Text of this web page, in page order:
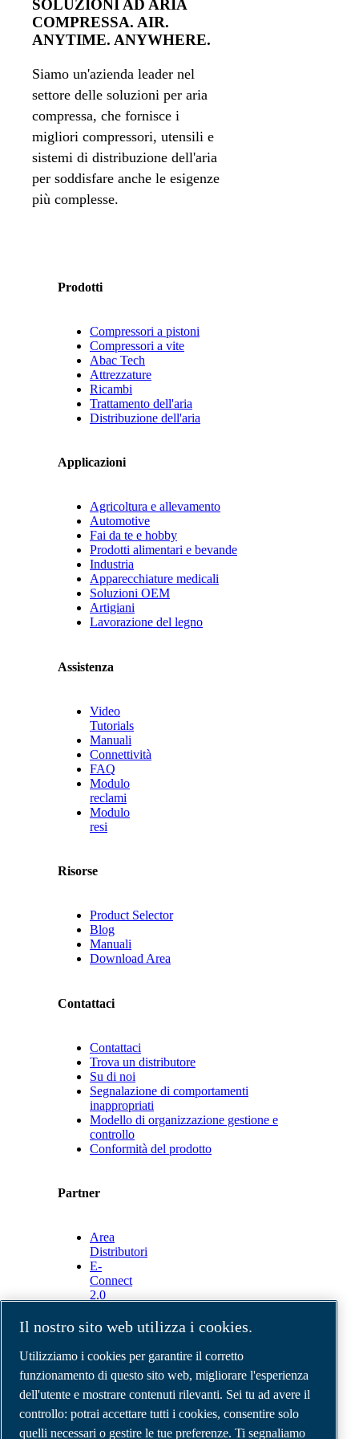
SOLUZIONI AD ARIA
COMPRESSA. AIR.
ANYTIME. ANYWHERE.
Siamo un'azienda leader nel
settore delle soluzioni per aria
compressa, che fornisce i
migliori compressori, utensili e
sistemi di distribuzione dell'aria
per soddisfare anche le esigenze
più complesse.
Prodotti
Compressori a pistoni
Compressori a vite
Abac Tech
Attrezzature
Ricambi
Trattamento dell'aria
Distribuzione dell'aria
Applicazioni
Agricoltura e allevamento
Automotive
Fai da te e hobby
Prodotti alimentari e bevande
Industria
Apparecchiature medicali
Soluzioni OEM
Artigiani
Lavorazione del legno
Assistenza
Video
Tutorials
Manuali
Connettività
FAQ
Modulo
reclami
Modulo
resi
Risorse
Product Selector
Blog
Manuali
Download Area
Contattaci
Contattaci
Trova un distributore
Su di noi
Segnalazione di comportamenti
inappropriati
Modello di organizzazione gestione e
controllo
Conformità del prodotto
Partner
Area
Distributori
E-
Connect
2.0
Portal
Media
Gallery
©2026 Compressori d'aria ABAC
Note legali e privacy
Modulo resi
Il nostro sito web utilizza i cookies.
Utilizziamo i cookies per garantire il corretto
funzionamento di questo sito web, migliorare l'esperienza
dell'utente e mostrare contenuti rilevanti. Sei tu ad avere il
controllo: potrai accettare tutti i cookies, consentire solo
quelli necessari o gestire le tue preferenze. Ti segnaliamo